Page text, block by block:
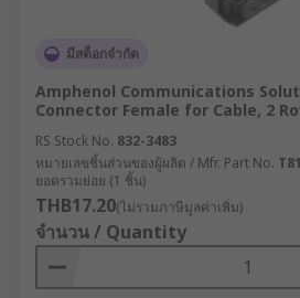
มีสต็อกจำกัด
Amphenol Communications
Connector Female for Cable, 2
RS Stock No. 832-3483
หมายเลขชิ้นส่วนของผู้ผลิต / Mfr. Part No.
ยอดรวมย่อย (1 ชิ้น)
THB17.20(ไม่รวมภาษีมูลค่าเพิ่ม)
จำนวน / Quantity